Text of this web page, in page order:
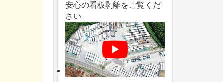
安心の看板剥離をご覧くだ
さい